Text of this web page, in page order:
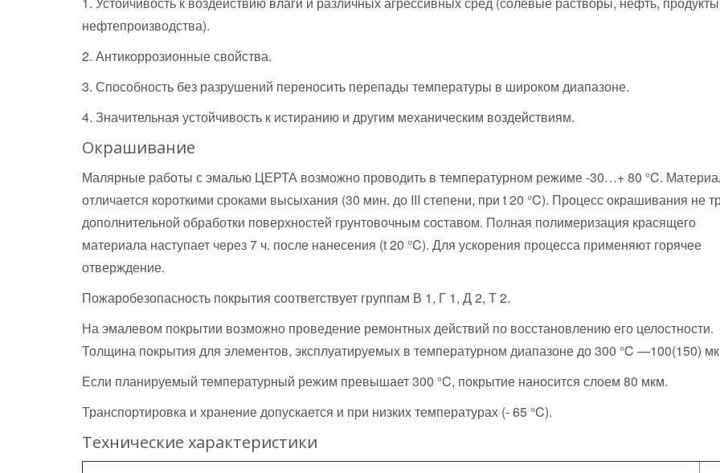
нефтепроизводства).
2. Антикоррозионные свойства.
3. Способность без разрушений переносить перепады температуры в широком диапазоне.
4. Значительная устойчивость к истиранию и другим механическим воздействиям.
Окрашивание
Малярные работы с эмалью ЦЕРТА возможно проводить в температурном режиме -30…+ 80 °C.
отличается короткими сроками высыхания (30 мин. до III степени, при t 20 °C). Процесс окрашивания не
дополнительной обработки поверхностей грунтовочным составом. Полная полимеризация красящего
материала наступает через 7 ч. после нанесения (t 20 °C). Для ускорения процесса применяют горячее
отверждение.
Пожаробезопасность покрытия соответствует группам В 1, Г 1, Д 2, Т 2.
На эмалевом покрытии возможно проведение ремонтных действий по восстановлению его целостности.
Толщина покрытия для элементов, эксплуатируемых в температурном диапазоне до 300 °C —100(150)
Если планируемый температурный режим превышает 300 °C, покрытие наносится слоем 80 мкм.
Транспортировка и хранение допускается и при низких температурах (- 65 °C).
Технические характеристики